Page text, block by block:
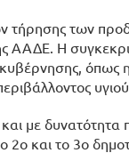
τήρησης των
ΑΑΔΕ. Η
όπως
και με
και το 3ο